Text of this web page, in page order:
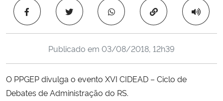
Ministério da Educação
Ministério de Minas e Energia
Copiar para área
Publicado em 03/08/2018, 12h39
O PPGEP divulga o evento XVI CIDEAD – Ciclo de
Debates de Administração do RS.